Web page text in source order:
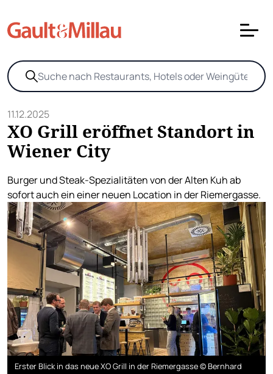
11.12.2025
XO Grill eröffnet Standort in
Wiener City
Burger und Steak-Spezialitäten von der Alten Kuh ab
sofort auch ein einer neuen Location in der Riemergasse.
Erster Blick in das neue XO Grill in der Riemergasse © Bernhard